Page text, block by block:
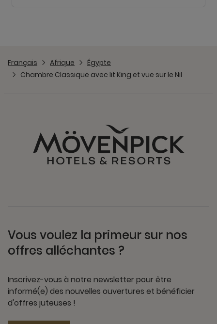
Français Afrique
Égypte
Chambre Classique avec lit King et vue sur le Nil
Vous voulez la primeur sur nos
offres alléchantes ?
Inscrivez-vous à notre newsletter pour être
informé(e) des nouvelles ouvertures et bénéficier
d'offres juteuses !